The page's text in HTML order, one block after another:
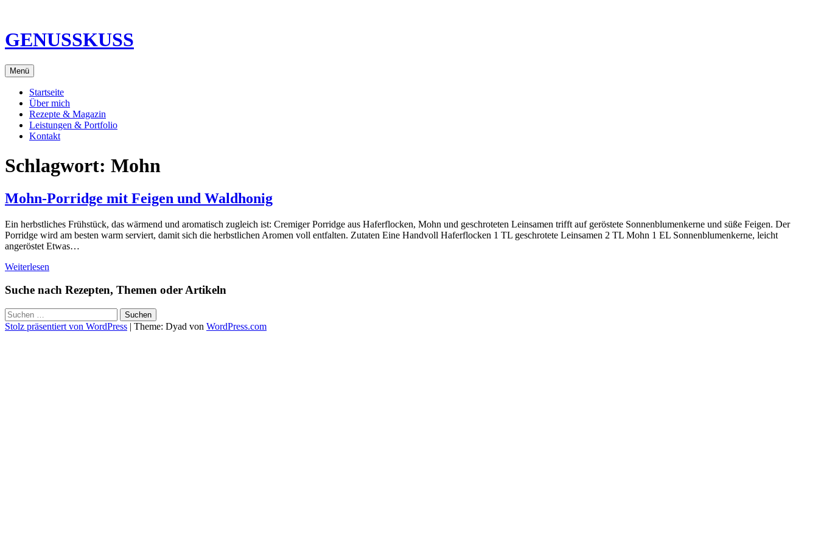
Inhalt
GENUSSKUSS
Menü
Startseite
Über mich
Rezepte & Magazin
Leistungen & Portfolio
Kontakt
Schlagwort: Mohn
Mohn-Porridge mit Feigen und Waldhonig
Ein herbstliches Frühstück, das wärmend und aromatisch zugleich ist: Cremiger Porridge aus Haferflocken, Mohn und geschroteten Leinsamen trifft auf geröstete Sonnenblumenkerne und süße Feigen. Der
Porridge wird am besten warm serviert, damit sich die herbstlichen Aromen voll entfalten. Zutaten Eine Handvoll Haferflocken 1 TL geschrotete Leinsamen 2 TL Mohn 1 EL Sonnenblumenkerne, leicht
angeröstet Etwas…
Weiterlesen
Suche nach Rezepten, Themen oder Artikeln
Suchen
nach:
Stolz präsentiert von WordPress | Theme: Dyad von WordPress.com